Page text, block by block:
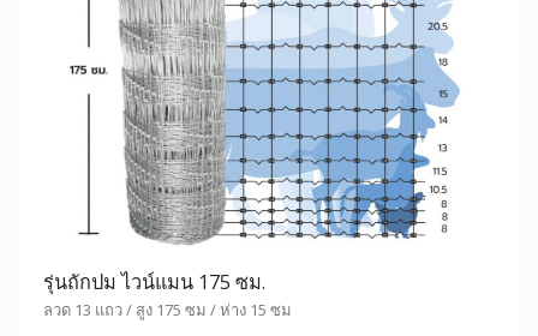
รุ่นถักปม ไวน์แมน 175 ซม.
ลวด 13 แถว / สูง 175 ซม / ห่าง 15 ซม